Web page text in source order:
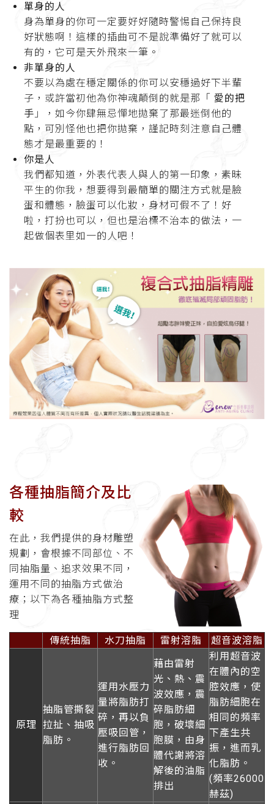
單身的人
身為單身的你可一定要好好隨時警惕自己保持良
好狀態啊！這樣的插曲可不是說準備好了就可以
有的，它可是天外飛來一筆。
非單身的人
不要以為處在穩定關係的你可以安穩過好下半輩
子，或許當初他為你神魂顛倒的就是那「 愛的把
手 」，如今你肆無忌憚地拋棄了那最迷倒他的
點，可別怪他也把你拋棄，謹記時刻注意自己體
態才是最重要的！
你是人
我們都知道，外表代表人與人的第一印象，素昧
平生的你我，想要得到最簡單的關注方式就是臉
蛋和體態，臉蛋可以化妝，身材可假不了！好
啦，打扮也可以，但也是治標不治本的做法，一
起做個表里如一的人吧！
各種抽脂簡介及比
較
在此，我們提供的身材雕塑
規劃，會根據不同部位、不
同抽脂量、追求效果不同，
運用不同的抽脂方式做治
療；以下為各種抽脂方式整
理
傳統抽脂 水刀抽脂 雷射溶脂 超音波溶脂
原理
抽脂管撕裂
拉扯、抽吸
脂肪。
運用水壓力
量將脂肪打
碎，再以負
壓吸回管，
進行脂肪回
收。
藉由雷射
光、熱、震
波效應，震
碎脂肪細
胞，破壞細
胞膜，由身
體代謝將溶
解後的油脂
排出
利用超音波
在體內的空
腔效應，使
脂肪細胞在
相同的頻率
下產生共
振，進而乳
化脂肪。
(頻率26000
赫茲)